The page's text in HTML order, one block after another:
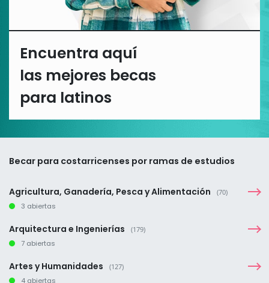
Encuentra aquí
las mejores becas
para latinos
Becar para costarricenses por ramas de estudios
Agricultura, Ganadería, Pesca y Alimentación (70)
3 abiertas
Arquitectura e Ingenierías (179)
7 abiertas
Artes y Humanidades (127)
4 abiertas